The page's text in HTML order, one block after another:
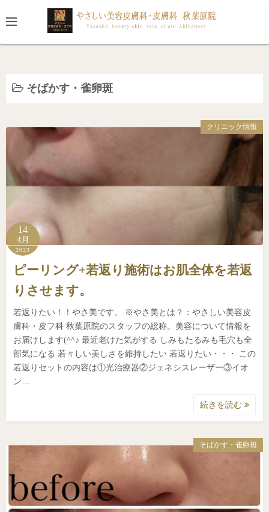
ン
ッ
そばかす・雀卵斑
クリニック情報
14
4月
2023
ピーリング+若返り施術はお肌全体を若返
りさせます。
若返りたい！！やさ美です。 ※やさ美とは？：やさしい美容皮
膚科・皮フ科 秋葉原院のスタッフの総称。美容について情報を
お届けします(^^♪ 最近老けた気がする しみもたるみも毛穴も全
部気になる 若々しい美しさを維持したい 若返りたい・・・ この
若返りセットの内容は①光治療器②ジェネシスレーザー③イオ
ン…
続きを読む
そばかす・雀卵斑